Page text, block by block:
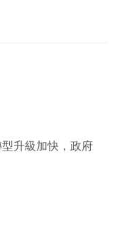
升級加快，政府